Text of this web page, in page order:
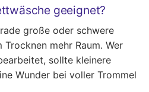
geeignet?
große oder schwere
mehr Raum. Wer
sollte kleinere
Wunder bei voller Trommel